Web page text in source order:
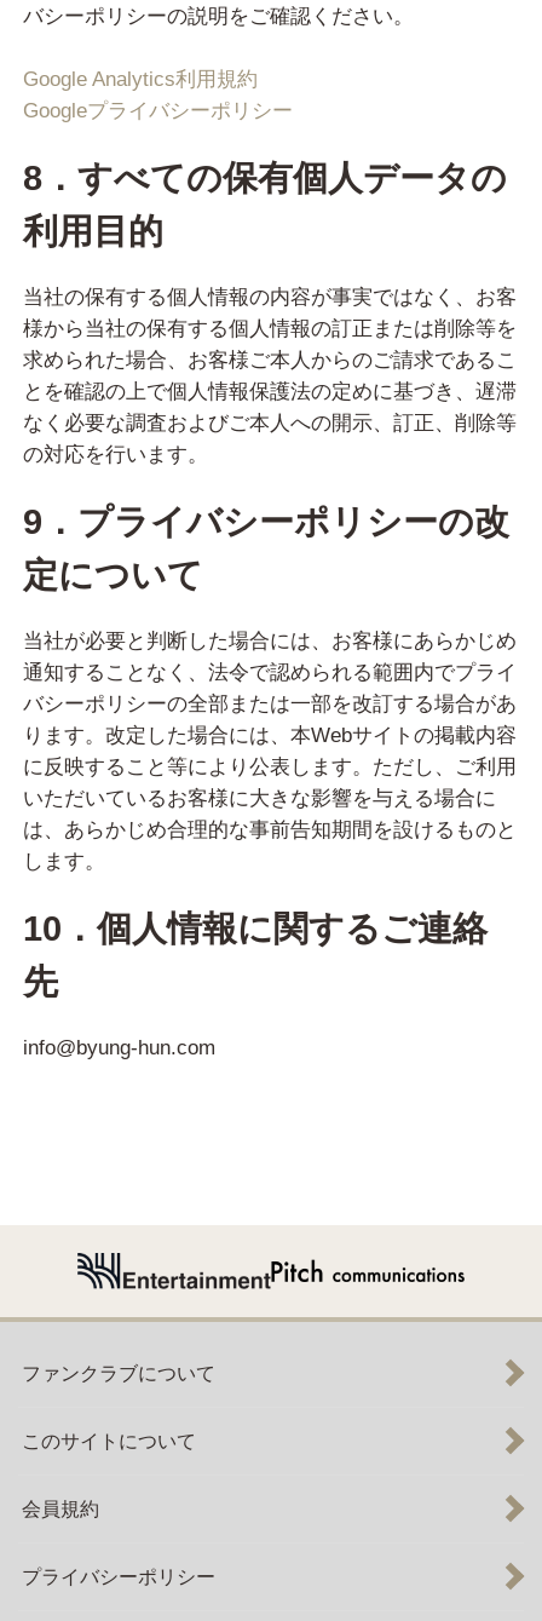
バシーポリシーの説明をご確認ください。
Google Analytics利用規約
Googleプライバシーポリシー
8．すべての保有個人データの
利用目的
当社の保有する個人情報の内容が事実ではなく、お客
様から当社の保有する個人情報の訂正または削除等を
求められた場合、お客様ご本人からのご請求であるこ
とを確認の上で個人情報保護法の定めに基づき、遅滞
なく必要な調査およびご本人への開示、訂正、削除等
の対応を行います。
9．プライバシーポリシーの改
定について
当社が必要と判断した場合には、お客様にあらかじめ
通知することなく、法令で認められる範囲内でプライ
バシーポリシーの全部または一部を改訂する場合があ
ります。改定した場合には、本Webサイトの掲載内容
に反映すること等により公表します。ただし、ご利用
いただいているお客様に大きな影響を与える場合に
は、あらかじめ合理的な事前告知期間を設けるものと
します。
10．個人情報に関するご連絡
先
info@byung-hun.com
ファンクラブについて
このサイトについて
会員規約
プライバシーポリシー